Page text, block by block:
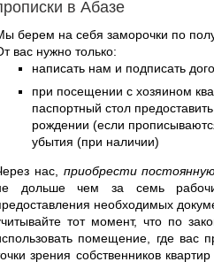
в Абазе
берем на себя заморочки по
вас нужно только:
написать нам и подписать
при посещении с хозяином
паспортный стол
рождении (если
убытия (при наличии)
нас, приобрести
дольше чем за семь
необходимых
тот момент, что по
помещение, где вас
зрения собственников